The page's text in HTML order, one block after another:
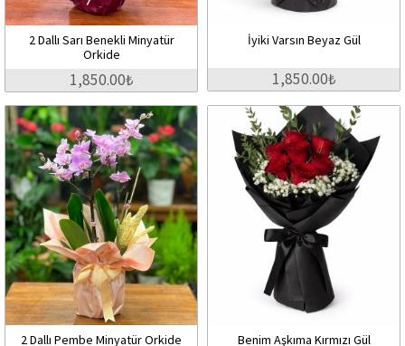
2 Dallı Sarı Benekli Minyatür
Orkide
1,850.00₺
İyiki Varsın Beyaz Gül
1,850.00₺
2 Dallı Pembe Minyatür Orkide Benim Aşkıma Kırmızı Gül